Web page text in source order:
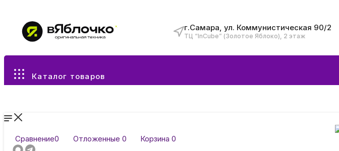
г.Самара, ул. Коммунистическая 90/2
ТЦ “InCube” (Золотое Яблоко), 2 этаж
Каталог товаров
Сравнение0 Отложенные 0 Корзина 0
Все разделы каталога